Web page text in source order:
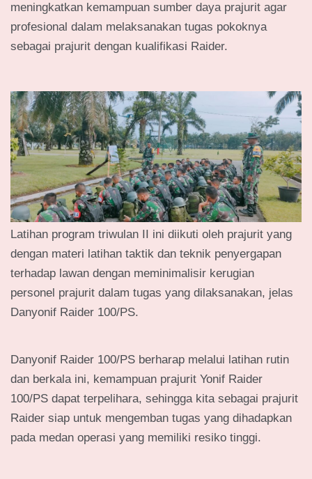
meningkatkan kemampuan sumber daya prajurit agar
profesional dalam melaksanakan tugas pokoknya
sebagai prajurit dengan kualifikasi Raider.
Latihan program triwulan II ini diikuti oleh prajurit yang
dengan materi latihan taktik dan teknik penyergapan
terhadap lawan dengan meminimalisir kerugian
personel prajurit dalam tugas yang dilaksanakan, jelas
Danyonif Raider 100/PS.
Danyonif Raider 100/PS berharap melalui latihan rutin
dan berkala ini, kemampuan prajurit Yonif Raider
100/PS dapat terpelihara, sehingga kita sebagai prajurit
Raider siap untuk mengemban tugas yang dihadapkan
pada medan operasi yang memiliki resiko tinggi.